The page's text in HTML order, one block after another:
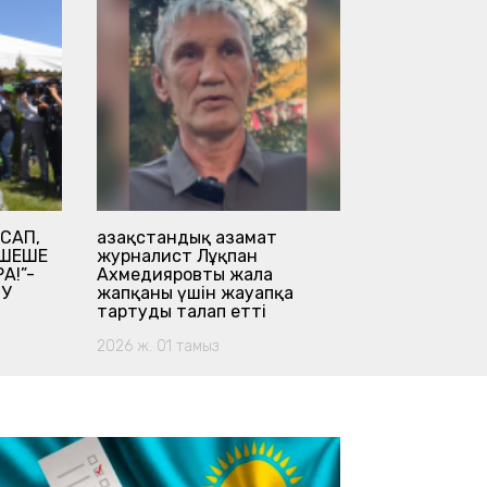
Қазақстандық азамат
журналист Лұқпан
Ахмедияровты жала
жапқаны үшін жауапқа
тартуды талап етті
2026 ж. 01 тамыз